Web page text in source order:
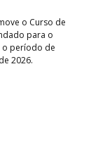
o Curso de
para o
o período de
2026.